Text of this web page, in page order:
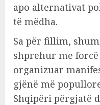
apo alternativat
të mëdha.
Sa për fillim,
shprehur me
organizuar
gjënë më
Shqipëri përgjatë